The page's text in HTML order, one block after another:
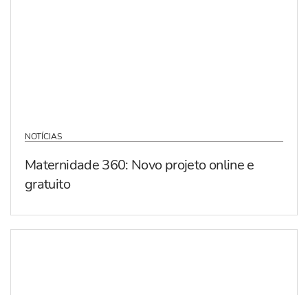
NOTÍCIAS
Maternidade 360: Novo projeto online e
gratuito